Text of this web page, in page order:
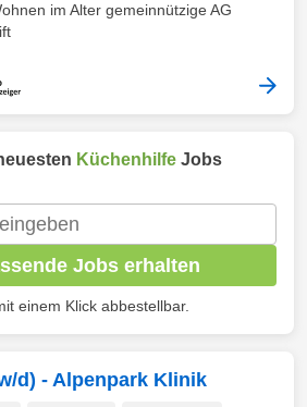
im Alter gemeinnützige AG
Küchenhilfe Jobs
Jobs erhalten
einem Klick abbestellbar.
d) - Alpenpark Klinik